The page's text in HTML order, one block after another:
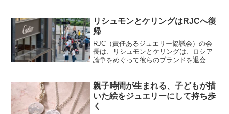
年を記念して製作された「純金製1号機関
車...
リシュモンとケリングはRJCへ復
帰
RJC（責任あるジュエリー協議会）の会
長は、リシュモンとケリングは、ロシア
論争をめぐって彼らのブランドを退会さ
る24の企業が同協会を退会していた」と
同協会会長デビッド・...
親子時間が生まれる、子どもが描
いた絵をジュエリーにして持ち歩
く